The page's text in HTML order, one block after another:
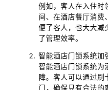
例如，客人在入住时
间、在酒店餐厅消费
便了客人，也大大减
了管理效率。
智能酒店门锁系统加
智能酒店门锁系统为
障。客人可以通过刷
门，确保只有合法的